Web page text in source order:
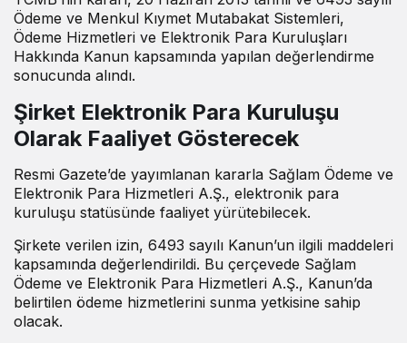
Ödeme ve Menkul Kıymet Mutabakat Sistemleri,
Ödeme Hizmetleri ve Elektronik Para Kuruluşları
Hakkında Kanun kapsamında yapılan değerlendirme
sonucunda alındı.
Şirket Elektronik Para Kuruluşu
Olarak Faaliyet Gösterecek
Resmi Gazete’de yayımlanan kararla Sağlam Ödeme ve
Elektronik Para Hizmetleri A.Ş., elektronik para
kuruluşu statüsünde faaliyet yürütebilecek.
Şirkete verilen izin, 6493 sayılı Kanun’un ilgili maddeleri
kapsamında değerlendirildi. Bu çerçevede Sağlam
Ödeme ve Elektronik Para Hizmetleri A.Ş., Kanun’da
belirtilen ödeme hizmetlerini sunma yetkisine sahip
olacak.